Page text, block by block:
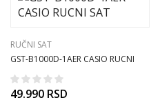
RUČNI SAT
GST-B1000D-1AER CASIO RUCNI
SAT
49.990 RSD